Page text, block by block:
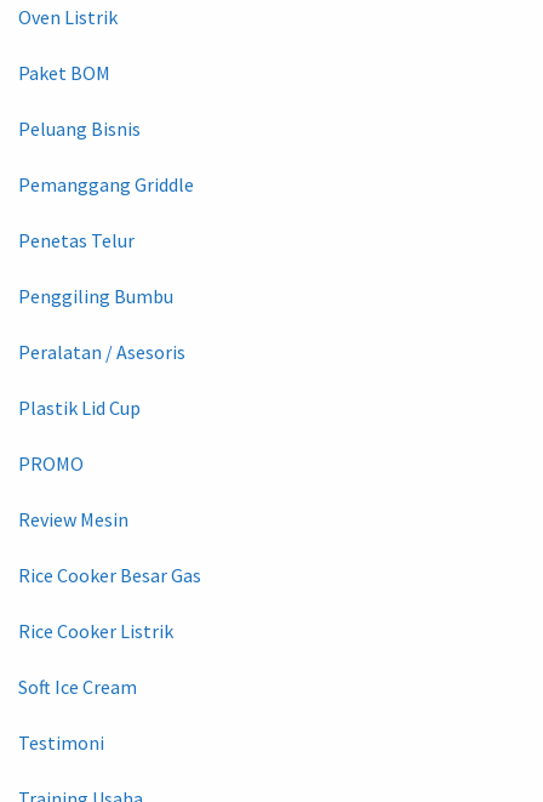
Oven Listrik
Paket BOM
Peluang Bisnis
Pemanggang Griddle
Penetas Telur
Penggiling Bumbu
Peralatan / Asesoris
Plastik Lid Cup
PROMO
Review Mesin
Rice Cooker Besar Gas
Rice Cooker Listrik
Soft Ice Cream
Testimoni